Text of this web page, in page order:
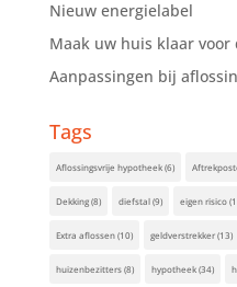
Nieuw energielabel
Maak uw huis klaar voor
Aanpassingen bij
Tags
Aflossingsvrije hypotheek(6)
Dekking(8) diefstal(9) eigen risico
Extra aflossen(10) geldverstrekker(13)
huizenbezitters(8) hypotheek(34)